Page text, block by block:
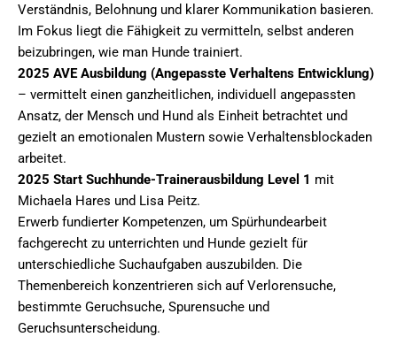
Verständnis, Belohnung und klarer Kommunikation basieren.
Im Fokus liegt die Fähigkeit zu vermitteln, selbst anderen
beizubringen, wie man Hunde trainiert.
2025 AVE Ausbildung (Angepasste Verhaltens Entwicklung)
– vermittelt einen ganzheitlichen, individuell angepassten
Ansatz, der Mensch und Hund als Einheit betrachtet und
gezielt an emotionalen Mustern sowie Verhaltensblockaden
arbeitet.
2025 Start Suchhunde-Trainerausbildung Level 1 mit
Michaela Hares und Lisa Peitz.
Erwerb fundierter Kompetenzen, um Spürhundearbeit
fachgerecht zu unterrichten und Hunde gezielt für
unterschiedliche Suchaufgaben auszubilden. Die
Themenbereich konzentrieren sich auf Verlorensuche,
bestimmte Geruchsuche, Spurensuche und
Geruchsunterscheidung.